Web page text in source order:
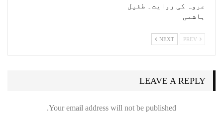
عروہ کی روایت۔ طفیل
ہاشمی
NEXT
LEAVE A REPLY
Your email address will not be published.